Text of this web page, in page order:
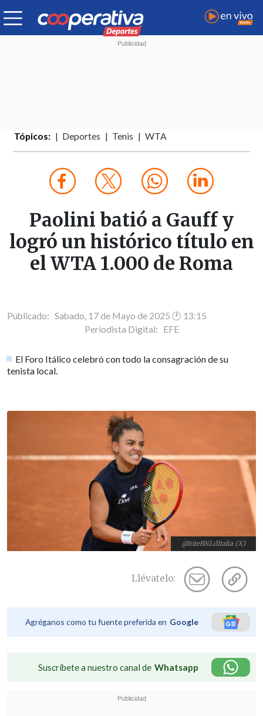
Tópicos: Deportes Tenis WTA
Paolini batió a Gauff y
logró un histórico título en
el WTA 1.000 de Roma
Publicado: Sabado, 17 de Mayo de 2025 🕐 13:15
Periodista Digital: EFE
El Foro Itálico celebró con todo la consagración de su
tenista local.
@InteBNLdItalia (X)
Llévatelo:
Agréganos como tu fuente preferida en Google
Suscríbete a nuestro canal de Whatsapp